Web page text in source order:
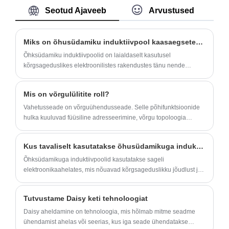
Magnetics. Ootame teiega koostööd. See
V96T06D on 2,5G Base-T neljapordiga
Mudel: V96T06D
Seotud Ajaveeb Arvustused
Miks on õhusüdamiku induktiivpool kaasaegsetes elektroonilistes vooluringides hädavajalik?
Õhksüdamiku induktiivpoolid on laialdaselt kasutusel
kõrgsageduslikes elektroonilistes rakendustes tänu nende
kuidas õhusüdamiku induktiivpoolid töötavad, kus neid
kasutatakse, kuidas valida õigeid spetsifikatsioone ja miks nad
mängivad jätkuvalt kriitilist rolli raadiosagedussüsteemides,
Mis on võrgulülitite roll?
Vahetusseade on võrguühendusseade. Selle põhifunktsioonide
hulka kuuluvad füüsiline adresseerimine, võrgu topoloogia
näiteks rikkalik Etherneti andmevahetus lisaks
põhifunktsioonidele, samuti VLAN-i (virtuaalne LAN) tugi ja
linkide toetavad lingid.
Kus tavaliselt kasutatakse õhusüdamikuga induktiivpooli?
Õhksüdamikuga induktiivpoolid kasutatakse sageli
elektroonikaahelates, mis nõuavad kõrgsageduslikku jõudlust ja
Tutvustame Daisy keti tehnoloogiat
Daisy aheldamine on tehnoloogia, mis hõlmab mitme seadme
ühendamist ahelas või seerias, kus iga seade ühendatakse